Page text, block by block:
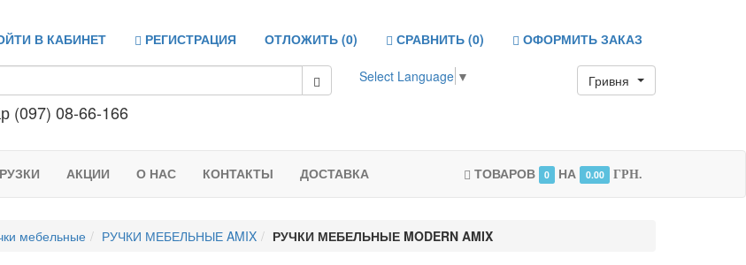
В КАБИНЕТ РЕГИСТРАЦИЯ ОТЛОЖИТЬ (0) СРАВНИТЬ (0) ОФОРМИТЬ ЗАКАЗ
Select Language ▼ Гривня
(097) 08-66-166
АКЦИИ О НАС КОНТАКТЫ ДОСТАВКА ТОВАРОВ 0 НА 0.00 ГРН.
мебельные РУЧКИ МЕБЕЛЬНЫЕ AMIX РУЧКИ МЕБЕЛЬНЫЕ MODERN AMIX